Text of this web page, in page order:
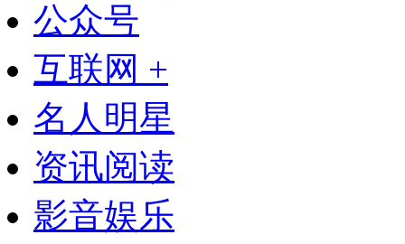
公众号
互联网 +
名人明星
资讯阅读
影音娱乐